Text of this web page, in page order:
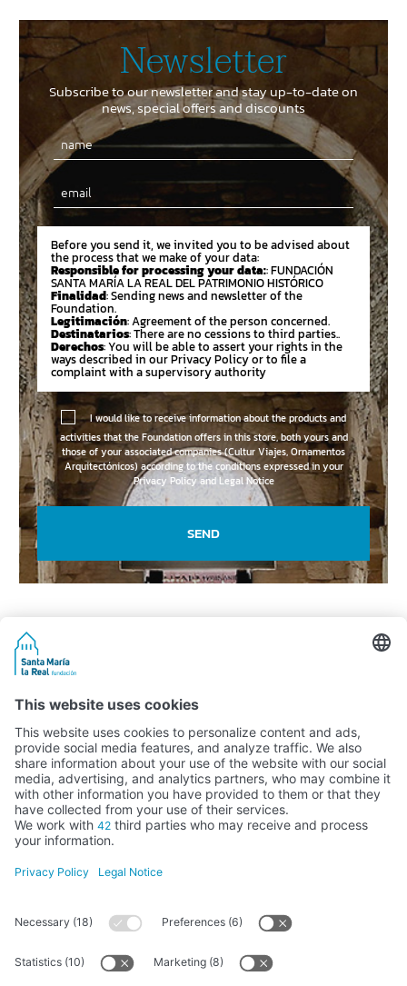
Newsletter
Subscribe to our newsletter and stay up-to-date on
news, special offers and discounts
Email
Before you send it, we invited you to be advised about
the process that we make of your data:
Responsible for processing your data:: FUNDACIÓN
SANTA MARÍA LA REAL DEL PATRIMONIO HISTÓRICO
Finalidad: Sending news and newsletter of the
Foundation.
Legitimación: Agreement of the person concerned.
Destinatarios: There are no cessions to third parties..
Derechos: You will be able to assert your rights in the
ways described in our Privacy Policy or to file a
complaint with a supervisory authority
I would like to receive information about the products and
activities that the Foundation offers in this store, both yours and
those of your associated companies (Cultur Viajes, Ornamentos
Arquitectónicos) according to the conditions expressed in your
Privacy Policy and Legal Notice
SEND
Activity subsidised by the Ministry of Education, Culture and Sports
FUNDACIÓN SANTA MARÍA LA REAL DEL PATRIMONIO HISTÓRICO –
Avda. Ronda, 1-3. 34.800 Aguilar de Campoo (Palencia) | 979 125 000 –
tienda@santamarialareal.org